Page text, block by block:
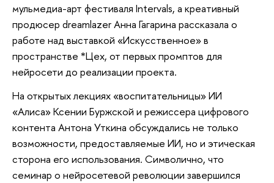
мульмедиа-арт фестиваля Intervals, а креативный
продюсер dreamlazer Анна Гагарина рассказала о
работе над выставкой «Искусственное» в
пространстве *Цех, от первых промптов для
нейросети до реализации проекта.
На открытых лекциях «воспитательницы» ИИ
«Алиса» Ксении Буржской и режиссера цифрового
контента Антона Уткина обсуждались не только
возможности, предоставляемые ИИ, но и этическая
сторона его использования. Символично, что
семинар о нейросетевой революции завершился